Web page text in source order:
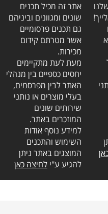
אתר זה מכיל תכנים
שונים ומגוונים וביניהם
גם תכנים פרסומיים
אשר מטרתם קידום
מכירות.
מעת לעת מתקיימים
יחסים כספיים בין מנהלי
האתר לבין מפרסמים,
בעלי מוצרים או נותני
שירותים שונים
המוזכרים באתר.
למידע נוסף אודות
השימוש והתכנים
המוצגים באתר ניתן
להגיע ע"ילחיצה כאן